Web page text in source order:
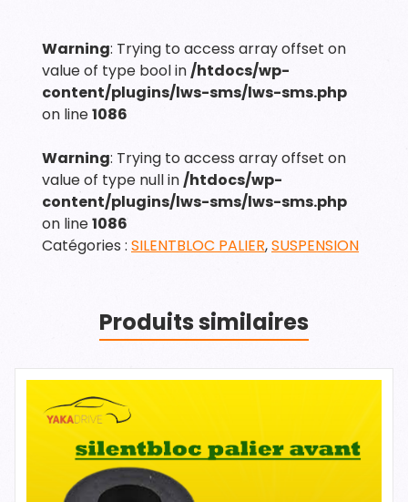
AVANT
Warning: Trying to access array offset on
value of type bool in/htdocs/wp-
content/plugins/lws-sms/lws-sms.php
on line1086
Warning: Trying to access array offset on
value of type null in/htdocs/wp-
content/plugins/lws-sms/lws-sms.php
on line1086
Catégories : SILENTBLOC PALIER,SUSPENSION
Produits similaires